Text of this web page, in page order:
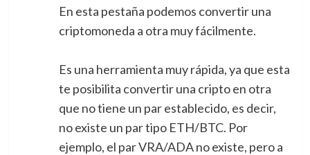
En esta pestaña podemos convertir una
criptomoneda a otra muy fácilmente.
Es una herramienta muy rápida, ya que esta
te posibilita convertir una cripto en otra
que no tiene un par establecido, es decir,
no existe un par tipo ETH/BTC. Por
ejemplo, el par VRA/ADA no existe, pero a